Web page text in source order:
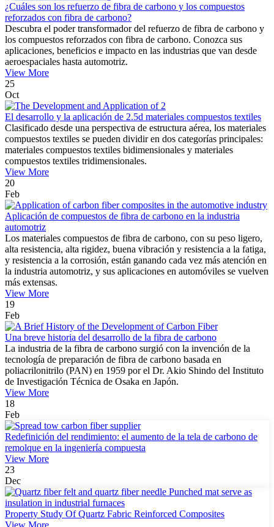
¿Cuáles son los refuerzo de fibra de carbono y los compuestos
reforzados con fibra de carbono?
Descubra el poder transformador del refuerzo de fibra de carbono y
los compuestos reforzados con fibra de carbono. Conozca sus
aplicaciones, beneficios e impacto en las industrias que van desde
aeroespaciales hasta automotriz.
View More
25
Oct
El desarrollo y la aplicación de 2.5d materiales compuestos textiles
Clasificado desde una perspectiva de estructura aérea, los materiales
compuestos textiles se pueden dividir en dos categorías principales:
materiales compuestos textiles bidimensionales y materiales
compuestos textiles tridimensionales.
View More
20
Feb
Aplicación de compuestos de fibra de carbono en la industria
automotriz
Los materiales compuestos de fibra de carbono, con su peso ligero,
alta resistencia, alta rigidez, buena vibración y resistencia a la fatiga,
y resistencia a la corrosión, están ganando cada vez más atención en
la industria automotriz, y sus aplicaciones en automóviles se vuelven
más extensas.
View More
19
Feb
Una breve historia del desarrollo de la fibra de carbono
La industria de la fibra de carbono surgió con la invención de la
tecnología de preparación de fibra de carbono basada en
poliacrilonitrilo (PAN) en 1959 por el Dr. Akio Shindo del Instituto
de Investigación Técnica de Osaka en Japón.
View More
18
Feb
Redefinición del rendimiento: el aumento de la tela de carbono de
remolque en la ingeniería compuesta
View More
23
Dec
Property Study Of Quartz Fabric Reinforced Composites
View More